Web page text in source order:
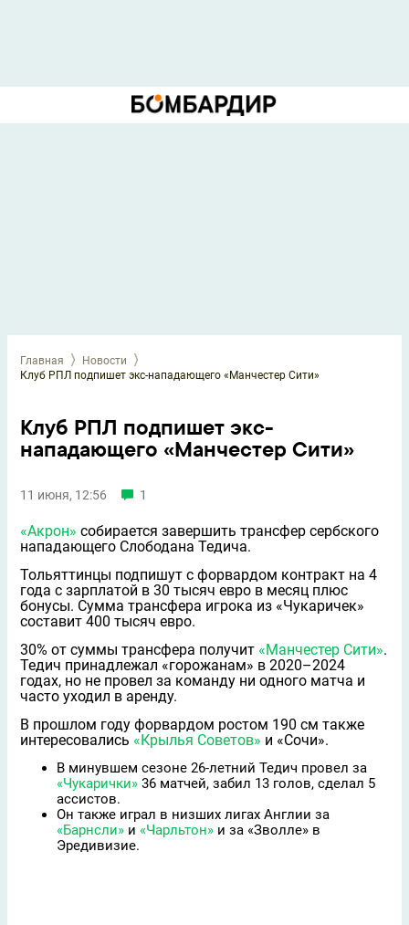
Главная
Новости
Клуб РПЛ подпишет экс-нападающего «Манчестер Сити»
Клуб РПЛ подпишет экс-
нападающего «Манчестер Сити»
11 июня, 12:56 1
«Акрон» собирается завершить трансфер сербского
нападающего Слободана Тедича.
Тольяттинцы подпишут с форвардом контракт на 4
года с зарплатой в 30 тысяч евро в месяц плюс
бонусы. Сумма трансфера игрока из «Чукаричек»
составит 400 тысяч евро.
30% от суммы трансфера получит «Манчестер Сити».
Тедич принадлежал «горожанам» в 2020–2024
годах, но не провел за команду ни одного матча и
часто уходил в аренду.
В прошлом году форвардом ростом 190 см также
интересовались «Крылья Советов» и «Сочи».
В минувшем сезоне 26-летний Тедич провел за
«Чукарички» 36 матчей, забил 13 голов, сделал 5
ассистов.
Он также играл в низших лигах Англии за
«Барнсли» и «Чарльтон» и за «Зволле» в
Эредивизие.